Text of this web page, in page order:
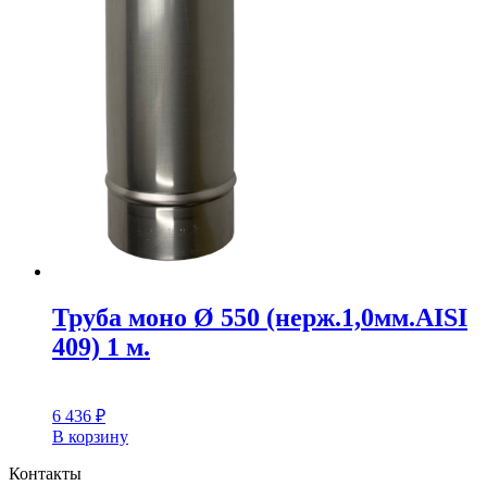
Труба моно Ø 550 (нерж.1,0мм.AISI
409) 1 м.
6 436 ₽
В корзину
Контакты